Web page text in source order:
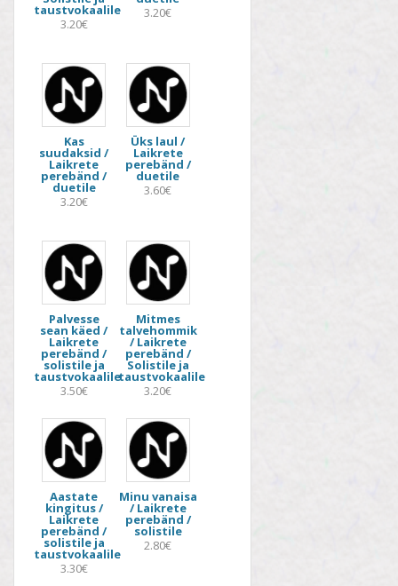
taustvokaalile
3.20€
3.20€
Kas
suudaksid /
Laikrete
perebänd /
duetile
3.20€
Üks laul /
Laikrete
perebänd /
duetile
3.60€
Palvesse
sean käed /
Laikrete
perebänd /
solistile ja
taustvokaalile
3.50€
Mitmes
talvehommik
/ Laikrete
perebänd /
Solistile ja
taustvokaalile
3.20€
Aastate
kingitus /
Laikrete
perebänd /
solistile ja
taustvokaalile
3.30€
Minu vanaisa
/ Laikrete
perebänd /
solistile
2.80€